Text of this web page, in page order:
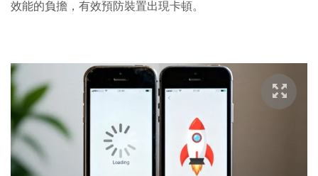
效能的負擔，有效預防裝置出現卡頓。